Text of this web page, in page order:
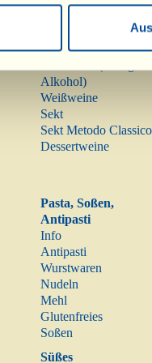
Roséweine
Alkohol)
Weißweine
Sekt
Sekt Metodo Classico
Dessertweine
Pasta, Soßen,
Antipasti
Info
Antipasti
Wurstwaren
Nudeln
Mehl
Glutenfreies
Soßen
Süßes